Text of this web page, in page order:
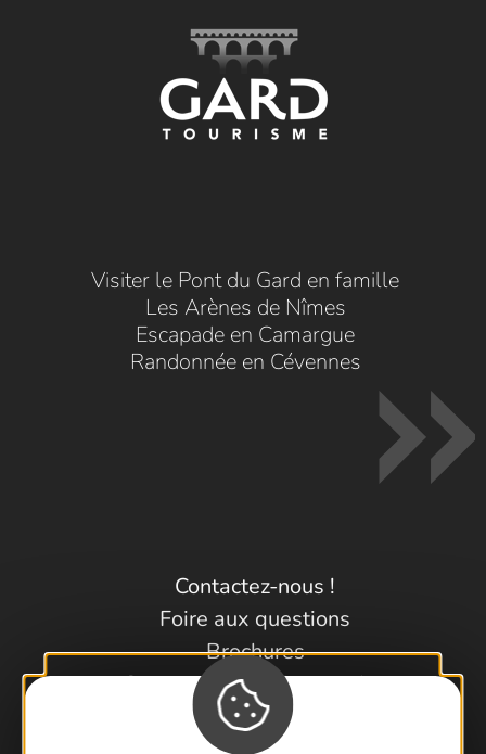
Visiter le Pont du Gard en famille
Les Arènes de Nîmes
Escapade en Camargue
Randonnée en Cévennes
Contactez-nous !
Foire aux questions
Brochures
Cartoguides et Topoguides
Latitude Gard